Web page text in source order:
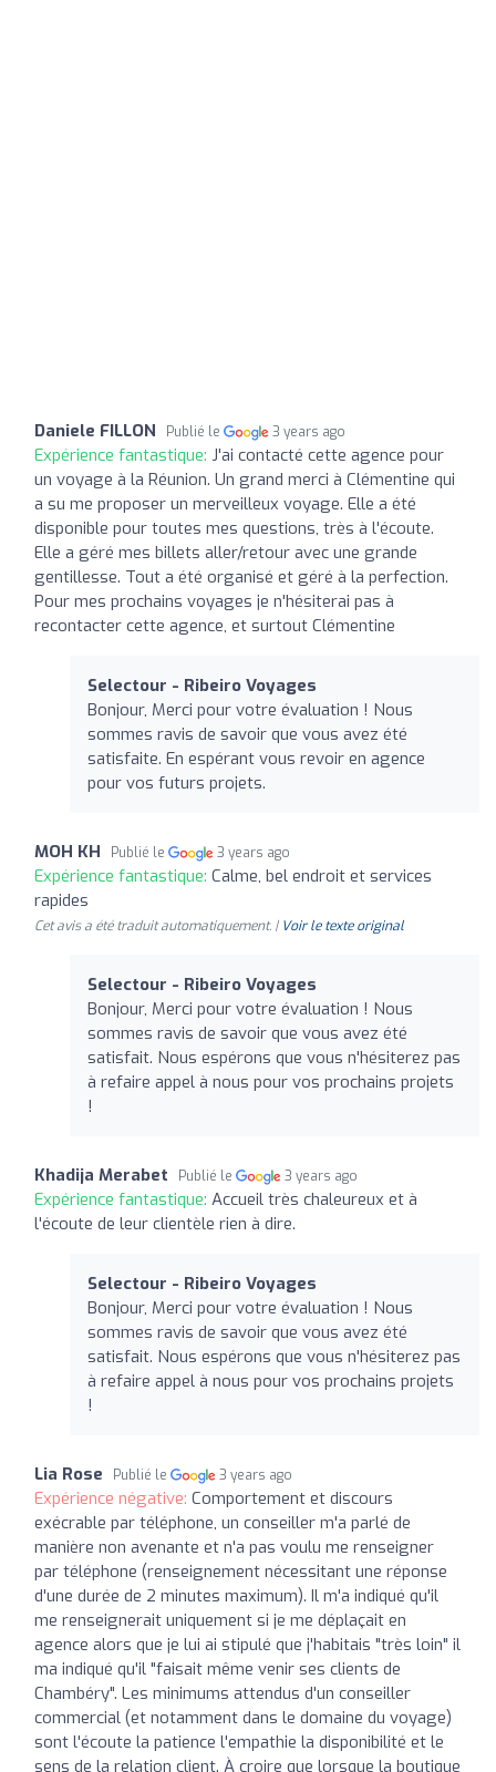
Daniele FILLON Publié le 3 years ago
Expérience fantastique: J'ai contacté cette agence pour
un voyage à la Réunion. Un grand merci à Clémentine qui
a su me proposer un merveilleux voyage. Elle a été
disponible pour toutes mes questions, très à l'écoute.
Elle a géré mes billets aller/retour avec une grande
gentillesse. Tout a été organisé et géré à la perfection.
Pour mes prochains voyages je n'hésiterai pas à
recontacter cette agence, et surtout Clémentine
Selectour - Ribeiro Voyages
Bonjour, Merci pour votre évaluation ! Nous
sommes ravis de savoir que vous avez été
satisfaite. En espérant vous revoir en agence
pour vos futurs projets.
MOH KH Publié le 3 years ago
Expérience fantastique: Calme, bel endroit et services
rapides
Cet avis a été traduit automatiquement. | Voir le texte original
Selectour - Ribeiro Voyages
Bonjour, Merci pour votre évaluation ! Nous
sommes ravis de savoir que vous avez été
satisfait. Nous espérons que vous n'hésiterez pas
à refaire appel à nous pour vos prochains projets
!
Khadija Merabet Publié le 3 years ago
Expérience fantastique: Accueil très chaleureux et à
l'écoute de leur clientèle rien à dire.
Selectour - Ribeiro Voyages
Bonjour, Merci pour votre évaluation ! Nous
sommes ravis de savoir que vous avez été
satisfait. Nous espérons que vous n'hésiterez pas
à refaire appel à nous pour vos prochains projets
!
Lia Rose Publié le 3 years ago
Expérience négative: Comportement et discours
exécrable par téléphone, un conseiller m'a parlé de
manière non avenante et n'a pas voulu me renseigner
par téléphone (renseignement nécessitant une réponse
d'une durée de 2 minutes maximum). Il m'a indiqué qu'il
me renseignerait uniquement si je me déplaçait en
agence alors que je lui ai stipulé que j'habitais "très loin" il
ma indiqué qu'il "faisait même venir ses clients de
Chambéry". Les minimums attendus d'un conseiller
commercial (et notamment dans le domaine du voyage)
sont l'écoute la patience l'empathie la disponibilité et le
sens de la relation client. À croire que lorsque la boutique